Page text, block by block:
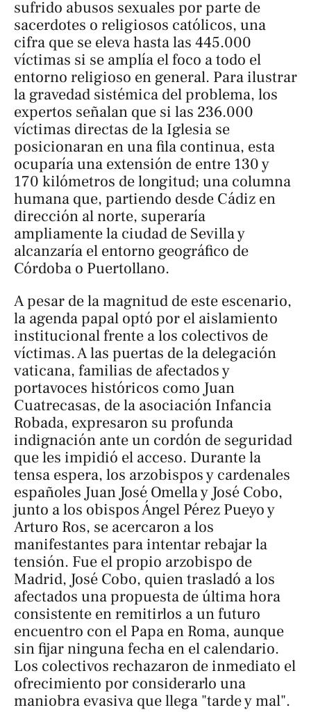
sufrido abusos sexuales por parte de
sacerdotes o religiosos católicos, una
cifra que se eleva hasta las 445.000
víctimas si se amplía el foco a todo el
entorno religioso en general. Para ilustrar
la gravedad sistémica del problema, los
expertos señalan que si las 236.000
víctimas directas de la Iglesia se
posicionaran en una fila continua, esta
ocuparía una extensión de entre 130 y
170 kilómetros de longitud; una columna
humana que, partiendo desde Cádiz en
dirección al norte, superaría
ampliamente la ciudad de Sevilla y
alcanzaría el entorno geográfico de
Córdoba o Puertollano.
A pesar de la magnitud de este escenario,
la agenda papal optó por el aislamiento
institucional frente a los colectivos de
víctimas. A las puertas de la delegación
vaticana, familias de afectados y
portavoces históricos como Juan
Cuatrecasas, de la asociación Infancia
Robada, expresaron su profunda
indignación ante un cordón de seguridad
que les impidió el acceso. Durante la
tensa espera, los arzobispos y cardenales
españoles Juan José Omella y José Cobo,
junto a los obispos Ángel Pérez Pueyo y
Arturo Ros, se acercaron a los
manifestantes para intentar rebajar la
tensión. Fue el propio arzobispo de
Madrid, José Cobo, quien trasladó a los
afectados una propuesta de última hora
consistente en remitirlos a un futuro
encuentro con el Papa en Roma, aunque
sin fijar ninguna fecha en el calendario.
Los colectivos rechazaron de inmediato el
ofrecimiento por considerarlo una
maniobra evasiva que llega "tarde y mal".